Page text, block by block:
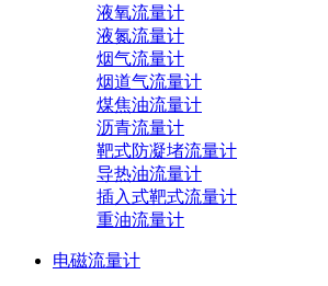
液氧流量计
液氮流量计
烟气流量计
烟道气流量计
煤焦油流量计
沥青流量计
靶式防凝堵流量计
导热油流量计
插入式靶式流量计
重油流量计
电磁流量计